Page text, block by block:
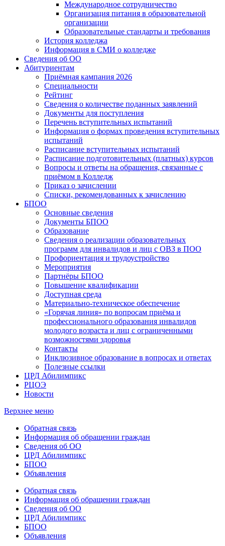
Международное сотрудничество
Организация питания в образовательной
организации
Образовательные стандарты и требования
История колледжа
Информация в СМИ о колледже
Сведения об ОО
Абитуриентам
Приёмная кампания 2026
Специальности
Рейтинг
Сведения о количестве поданных заявлений
Документы для поступления
Перечень вступительных испытаний
Информация о формах проведения вступительных
испытаний
Расписание вступительных испытаний
Расписание подготовительных (платных) курсов
Вопросы и ответы на обращения, связанные с
приёмом в Колледж
Приказ о зачислении
Списки, рекомендованных к зачислению
БПОО
Основные сведения
Документы БПОО
Образование
Сведения о реализации образовательных
программ для инвалидов и лиц с ОВЗ в ПОО
Профориентация и трудоустройство
Мероприятия
Партнёры БПОО
Повышение квалификации
Доступная среда
Материально-техническое обеспечение
«Горячая линия» по вопросам приёма и
профессионального образования инвалидов
молодого возраста и лиц с ограниченными
возможностями здоровья
Контакты
Инклюзивное образование в вопросах и ответах
Полезные ссылки
ЦРД Абилимпикс
РЦОЭ
Новости
Верхнее меню
Обратная связь
Информация об обращении граждан
Сведения об ОО
ЦРД Абилимпикс
БПОО
Объявления
Обратная связь
Информация об обращении граждан
Сведения об ОО
ЦРД Абилимпикс
БПОО
Объявления